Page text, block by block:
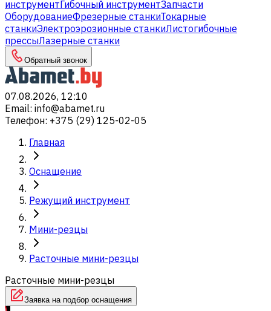
инструментГибочный инструментЗапчасти
ОборудованиеФрезерные станкиТокарные
станкиЭлектроэрозионные станкиЛистогибочные
прессыЛазерные станки
Обратный звонок
07.08.2026, 12:10
Email: info@abamet.ru
Телефон: +375 (29) 125-02-05
Главная
Оснащение
Режущий инструмент
Мини-резцы
Расточные мини-резцы
Расточные мини-резцы
Заявка на подбор оснащения